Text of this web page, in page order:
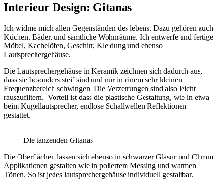
Interieur Design: Gitanas
Ich widme mich allen Gegenständen des lebens. Dazu gehören auch
Küchen, Bäder, und sämtliche Wohnräume. Ich entwerfe und fertige
Möbel, Kachelöfen, Geschirr, Kleidung und ebenso
Lautsprechergehäuse.
Die Lautsprechergehäuse in Keramik zeichnen sich dadurch aus,
dass sie besonders steif sind und nur in einem sehr kleinen
Frequenzbereich schwingen. Die Verzerrungen sind also leicht
rauszufiltern. Vorteil ist dass die plastische Gestaltung, wie in etwa
beim Kugellautsprecher, endlose Schallwellen Reflektionen
gestattet.
Die tanzenden Gitanas
Die Oberflächen lassen sich ebenso in schwarzer Glasur und Chrom
Applikationen gestalten wie in poliertem Messing und warmen
Tönen. So ist jedes lautsprechergehäuse individuell gestaltbar.